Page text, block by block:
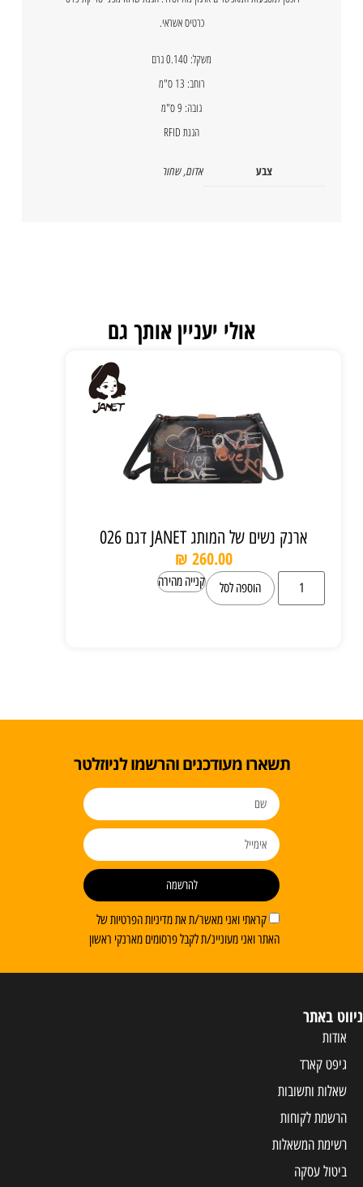
כרטיס אשראי.
משקל: 0.140 גרם
רוחב: 13 ס"מ
גובה: 9 ס"מ
הגנת RFID
צבע אדום,שחור
אולי יעניין אותך גם
ארנק נשים של המותג JANET דגם 026
₪ 260.00
הוספה לסל קנייה מהירה
תשארו מעודכנים והרשמו לניוזלטר
קראתי ואני מאשר/ת את מדיניות הפרטיות של
האתר ואני מעוניינ/ת לקבל פרסומים מארנקי ראשון
להרשמה
ניווט באתר
אודות
גיפט קארד
שאלות ותשובות
הרשמת לקוחות
רשימת המשאלות
ביטול עסקה